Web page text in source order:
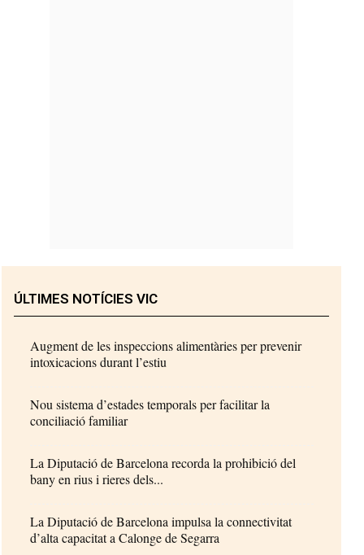
ÚLTIMES NOTÍCIES VIC
Augment de les inspeccions alimentàries per prevenir
intoxicacions durant l’estiu
Nou sistema d’estades temporals per facilitar la
conciliació familiar
La Diputació de Barcelona recorda la prohibició del
bany en rius i rieres dels...
La Diputació de Barcelona impulsa la connectivitat
d’alta capacitat a Calonge de Segarra